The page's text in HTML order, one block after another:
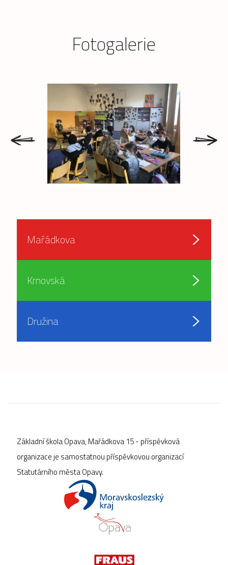
Fotogalerie
Mařádkova
Krnovská
Družina
Základní škola Opava, Mařádkova 15 - příspěvková
organizace je samostatnou příspěvkovou organizací
Statutárního města Opavy.